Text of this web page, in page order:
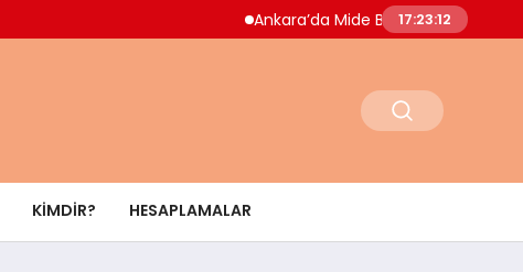
Ankara’da Mide Bulantısı Salgını Paniği
17:23:13
KIMDIR? HESAPLAMALAR